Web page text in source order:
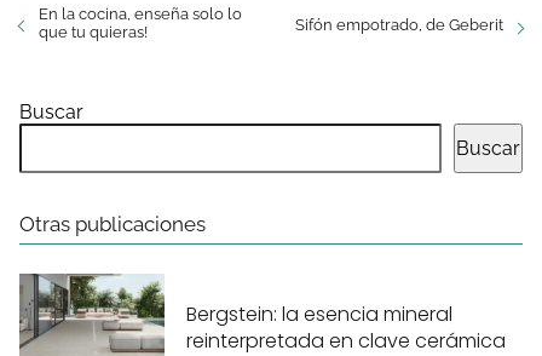
En la cocina, enseña solo lo
que tu quieras!
Sifón empotrado, de Geberit
Buscar
Buscar
Otras publicaciones
Bergstein: la esencia mineral
reinterpretada en clave cerámica